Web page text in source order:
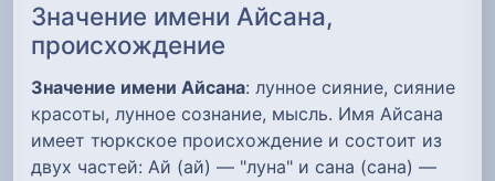
Значение имени Айсана,
происхождение
Значение имени Айсана: лунное сияние, сияние
красоты, лунное сознание, мысль. Имя Айсана
имеет тюркское происхождение и состоит из
двух частей: Ай (ай) — "луна" и сана (сана) —